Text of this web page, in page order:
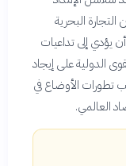
المضيق ما يقرب من 12% من التجارة البحرية
يؤدي إلى تداعيات
الدولية على إيجاد
تطورات الأوضاع في
العالمي.